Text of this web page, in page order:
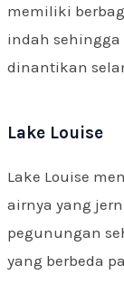
memiliki
indah
dinantikan
Lake Louise
Lake Louise
airnya yang
pegunungan
yang berbeda